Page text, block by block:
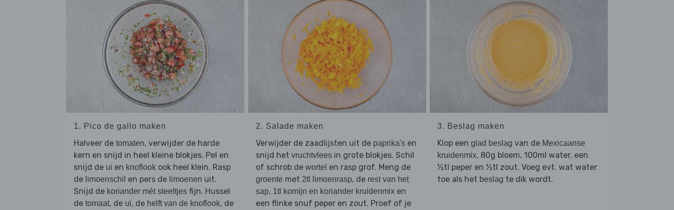
1. Pico de gallo maken
Halveer de tomaten, verwijder de harde
kern en snijd in heel kleine blokjes. Pel en
snijd de ui en knoflook ook heel klein. Rasp
de limoenschil en pers de limoenen uit.
Snijd de koriander mét steeltjes fijn. Hussel
de tomaat, de ui, de helft van de knoflook, de
2. Salade maken
Verwijder de zaadlijsten uit de paprika'sen
snijd het vruchtvleesin grote blokjes. Schil
of schrob de wortel en rasp grof. Meng de
groente met 2tl limoenrasp, de rest van het
sap, 1tl komijn en koriander kruidenmixen
een flinke snuf peper en zout. Proef of je
3. Beslag maken
Klop een glad beslag van de Mexicaanse
kruidenmix, 80g bloem, 100ml water, een
½tl peper en ½tl zout. Voeg evt. wat water
toe als het beslag te dik wordt.